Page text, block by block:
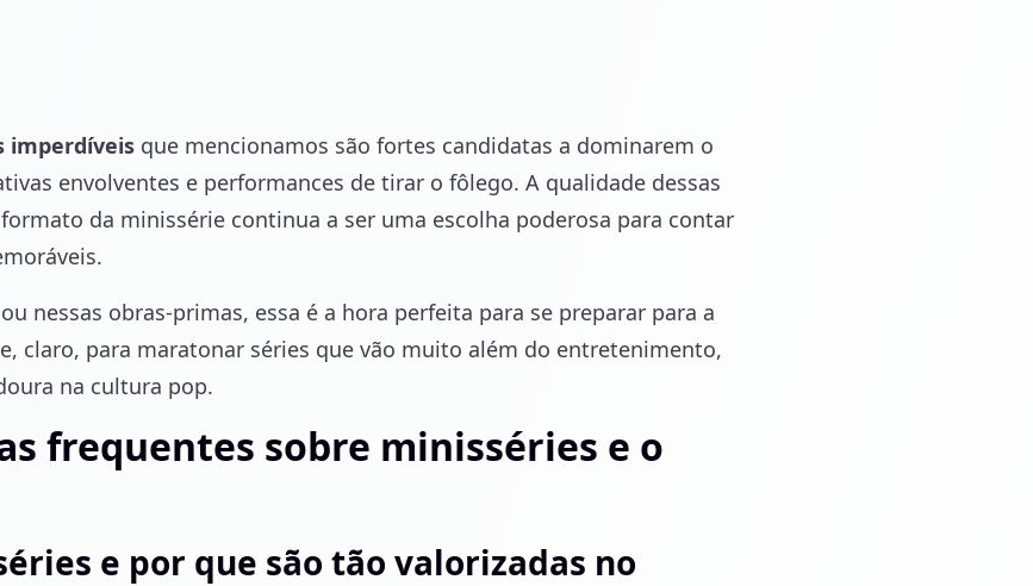
imperdíveis que mencionamos são fortes candidatas a dominarem o
envolventes e performances de tirar o fôlego. A qualidade dessas
da minissérie continua a ser uma escolha poderosa para contar
nessas obras-primas, essa é a hora perfeita para se preparar para a
claro, para maratonar séries que vão muito além do entretenimento,
na cultura pop.
frequentes sobre minisséries e o
e por que são tão valorizadas no